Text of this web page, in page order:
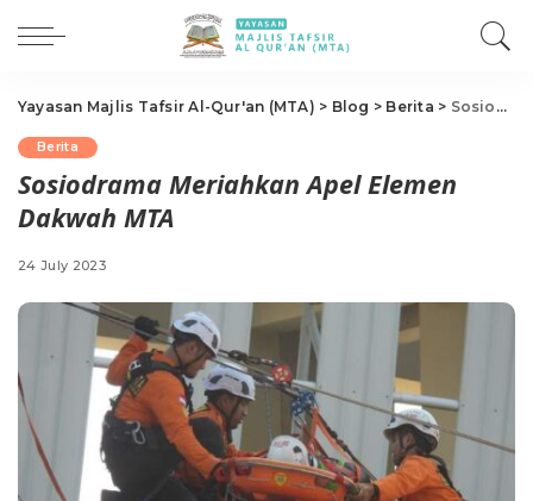
Yayasan Majlis Tafsir Al-Qur'an (MTA) > Blog > Berita > Sosiodrama Meriahkan Apel Elemen Dakwah MTA
Berita
Sosiodrama Meriahkan Apel Elemen
Dakwah MTA
24 July 2023